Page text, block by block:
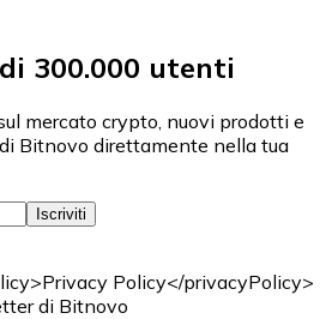
300.000 utenti
mercato crypto, nuovi prodotti e
Bitnovo direttamente nella tua
Iscriviti
Policy</privacyPolicy>
di Bitnovo